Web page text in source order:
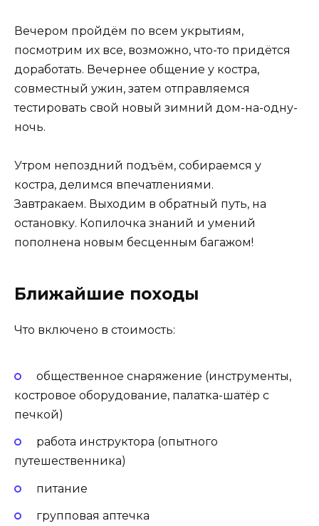
Вечером пройдём по всем укрытиям,
посмотрим их все, возможно, что-то придётся
доработать. Вечернее общение у костра,
совместный ужин, затем отправляемся
тестировать свой новый зимний дом-на-одну-
ночь.
Утром непоздний подъём, собираемся у
костра, делимся впечатлениями.
Завтракаем. Выходим в обратный путь, на
остановку. Копилочка знаний и умений
пополнена новым бесценным багажом!
Ближайшие походы
Что включено в стоимость:
общественное снаряжение (инструменты,
костровое оборудование, палатка-шатёр с
печкой)
работа инструктора (опытного
путешественника)
питание
групповая аптечка